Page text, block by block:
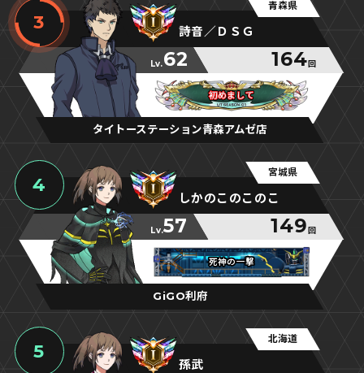
3
青森県
詩音／ＤＳＧ
Lv.62 164 回
初めまして
初めまして
初めまして
タイトーステーション青森アムゼ店
4
宮城県
しかのこのこのこ
Lv.57 149 回
死神の一撃
死神の一撃
死神の一撃
GiGO利府
5
北海道
孫武